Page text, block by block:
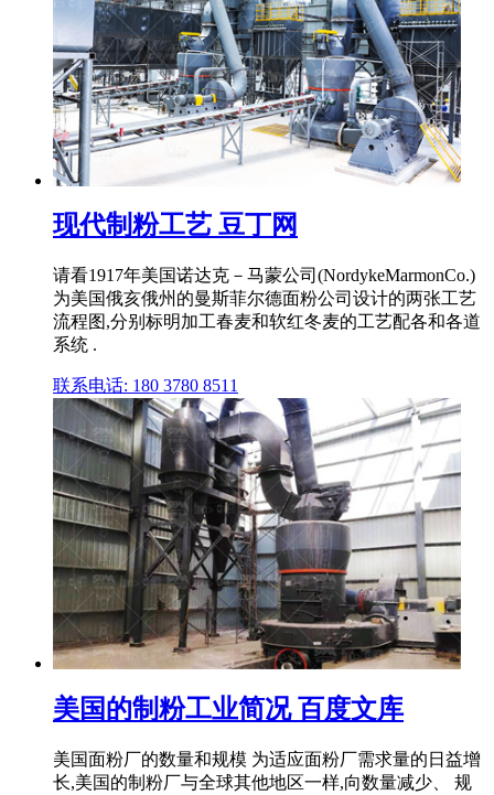
现代制粉工艺 豆丁网
请看1917年美国诺达克－马蒙公司(NordykeMarmonCo.)
为美国俄亥俄州的曼斯菲尔德面粉公司设计的两张工艺
流程图,分别标明加工春麦和软红冬麦的工艺配各和各道
系统 .
联系电话: 180 3780 8511
美国的制粉工业简况 百度文库
美国面粉厂的数量和规模 为适应面粉厂需求量的日益增
长,美国的制粉厂与全球其他地区一样,向数量减少、 规